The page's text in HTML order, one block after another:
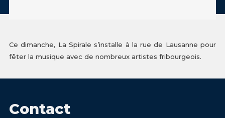
Ce dimanche, La Spirale s’installe à la rue de Lausanne pour
fêter la musique avec de nombreux artistes fribourgeois.
Contact